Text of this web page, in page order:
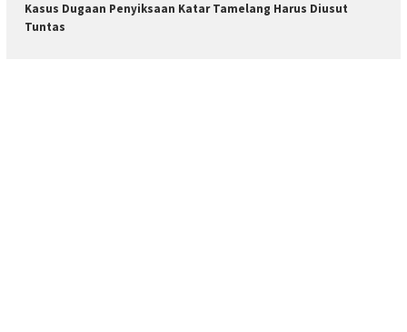
Kasus Dugaan Penyiksaan Katar Tamelang Harus Diusut
Tuntas